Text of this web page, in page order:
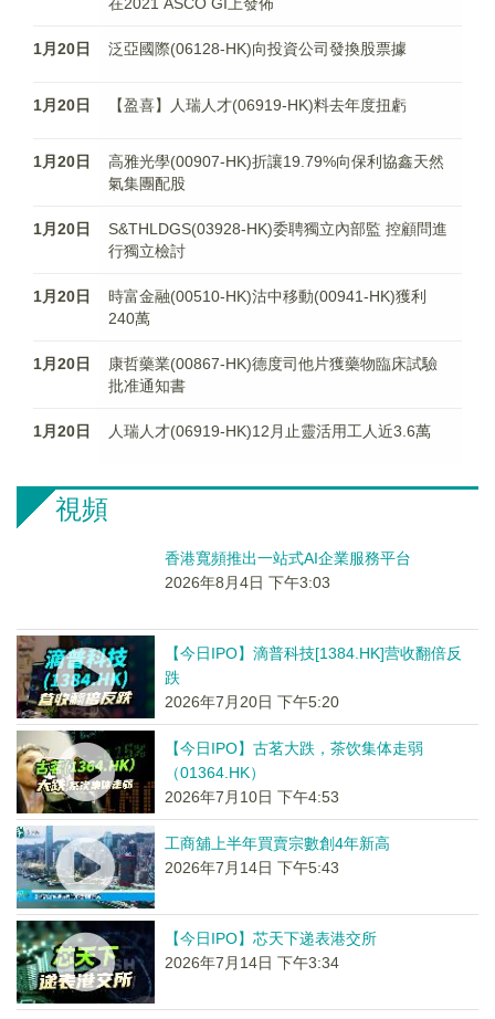
1月20日 泛亞國際(06128-HK)向投資公司發換股票據
1月20日 【盈喜】人瑞人才(06919-HK)料去年度扭虧
1月20日
高雅光學(00907-HK)折讓19.79%向保利協鑫天然
氣集團配股
1月20日
S&THLDGS(03928-HK)委聘獨立內部監 控顧問進
行獨立檢討
1月20日
時富金融(00510-HK)沽中移動(00941-HK)獲利
240萬
1月20日
康哲藥業(00867-HK)德度司他片獲藥物臨床試驗
批准通知書
1月20日 人瑞人才(06919-HK)12月止靈活用工人近3.6萬
視頻
香港寬頻推出一站式AI企業服務平台
2026年8月4日 下午3:03
【今日IPO】滴普科技[1384.HK]营收翻倍反
跌
2026年7月20日 下午5:20
【今日IPO】古茗大跌，茶饮集体走弱
（01364.HK）
2026年7月10日 下午4:53
工商舖上半年買賣宗數創4年新高
2026年7月14日 下午5:43
【今日IPO】芯天下递表港交所
2026年7月14日 下午3:34